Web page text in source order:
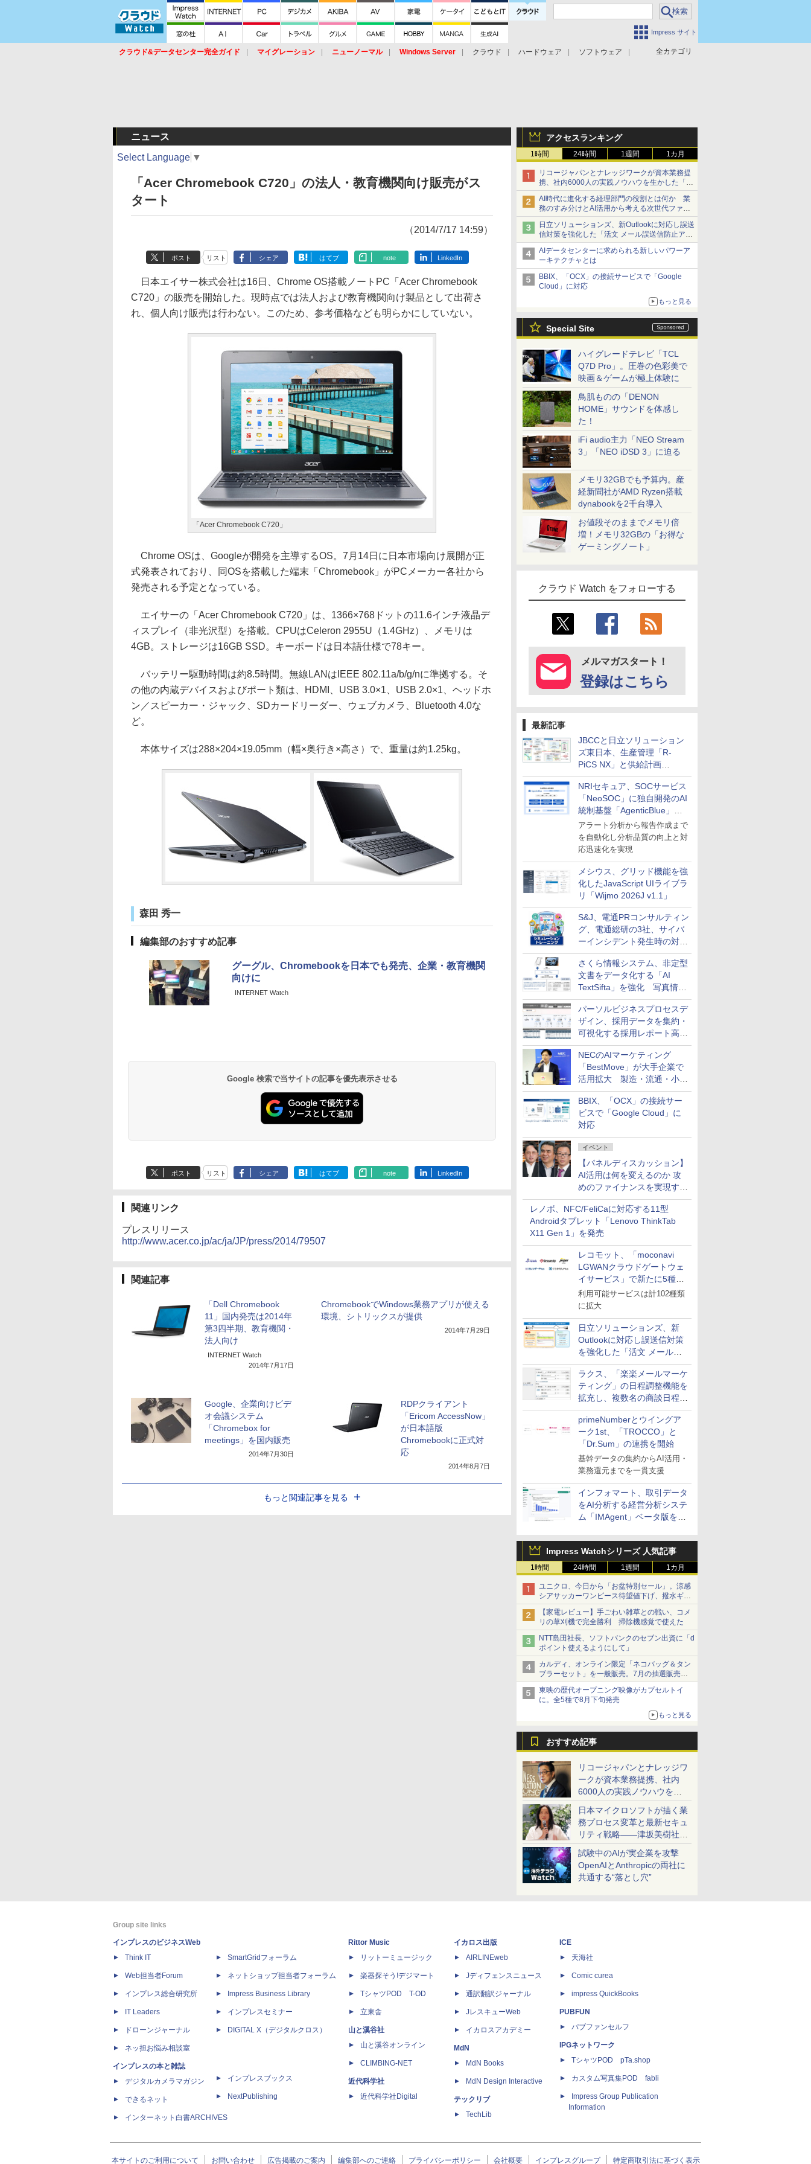
Impress サイト
全カテゴリ
クラウド&データセンター完全ガイド マイグレーション ニューノーマル Windows Server クラウド ハードウェア
ソフトウェア
アクセスランキング
1時間 24時間 1週間 1カ月
リコージャパンとナレッジワークが資本業務提
携、社内6000人の実践ノウハウを生かした「AI
商談記録 for RICOH」を展開へ
AI時代に進化する経理部門の役割とは何か 業
務のすみ分けとAI活用から考える次世代ファイ
ナンス戦略
日立ソリューションズ、新Outlookに対応し誤送
信対策を強化した「活文 メール誤送信防止アド
インサービス」を提供
AIデータセンターに求められる新しいパワーア
ーキテクチャとは
BBIX、「OCX」の接続サービスで「Google
Cloud」に対応
もっと見る
Special Site
ハイグレードテレビ「TCL
Q7D Pro」。圧巻の色彩美で
映画＆ゲームが極上体験に
鳥肌ものの「DENON
HOME」サウンドを体感し
た！
iFi audio主力「NEO Stream
3」「NEO iDSD 3」に迫る
メモリ32GBでも予算内。産
経新聞社がAMD Ryzen搭載
dynabookを2千台導入
お値段そのままでメモリ倍
増！メモリ32GBの「お得な
ゲーミングノート」
クラウド Watch をフォローする
メルマガスタート！
登録はこちら
最新記事
JBCCと日立ソリューション
ズ東日本、生産管理「R-
PiCS NX」と供給計画
「scSQUARE ISP」の連携サ
ービスを提供開始
NRIセキュア、SOCサービス
「NeoSOC」に独自開発のAI
統制基盤「AgenticBlue」を
導入
アラート分析から報告作成まで
を自動化し分析品質の向上と対
応迅速化を実現
メシウス、グリッド機能を強
化したJavaScript UIライブラ
リ「Wijmo 2026J v1.1」
S&J、電通PRコンサルティン
グ、電通総研の3社、サイバ
ーインシデント発生時の対応
と危機管理広報を一体的に訓
練するプログラムを提供
さくら情報システム、非定型
文書をデータ化する「AI
TextSifta」を強化 写真情報
のデータ化などに対応
パーソルビジネスプロセスデ
ザイン、採用データを集約・
可視化する採用レポート高速
化サービスを提供
NECのAIマーケティング
「BestMove」が大手企業で
活用拡大 製造・流通・小売
企業・広告代理店などが実装
フェーズへ
BBIX、「OCX」の接続サー
ビスで「Google Cloud」に
対応
イベント
【パネルディスカッション】
AI活用は何を変えるのか 攻
めのファイナンスを実現する
業務設計とマインドセット変
革
レノボ、NFC/FeliCaに対応する11型
Androidタブレット「Lenovo ThinkTab
X11 Gen 1」を発売
レコモット、「moconavi
LGWANクラウドゲートウェ
イサービス」で新たに5種類
のサービスと連携開始
利用可能サービスは計102種類
に拡大
日立ソリューションズ、新
Outlookに対応し誤送信対策
を強化した「活文 メール誤
送信防止アドインサービス」
を提供
ラクス、「楽楽メールマーケ
ティング」の日程調整機能を
拡充し、複数名の商談日程調
整を効率化
primeNumberとウイングア
ーク1st、「TROCCO」と
「Dr.Sum」の連携を開始
基幹データの集約からAI活用・
業務還元までを一貫支援
インフォマート、取引データ
をAI分析する経営分析システ
ム「IMAgent」ベータ版を提
Impress Watchシリーズ 人気記事
1時間 24時間 1週間 1カ月
ユニクロ、今日から「お盆特別セール」。涼感
シアサッカーワンピース待望値下げ、撥水ギア
ショーツは1990円に
【家電レビュー】手ごわい雑草との戦い、コメ
リの草刈機で完全勝利 掃除機感覚で使えた
NTT島田社長、ソフトバンクのセブン出資に「d
ポイント使えるようにして」
カルディ、オンライン限定「ネコバッグ＆タン
ブラーセット」を一般販売。7月の抽選販売の
当選無効分
東映の歴代オープニング映像がカプセルトイ
に。全5種で8月下旬発売
もっと見る
おすすめ記事
リコージャパンとナレッジワ
ークが資本業務提携、社内
6000人の実践ノウハウを生
かした「AI商談記録 for
RICOH」を展開へ
日本マイクロソフトが描く業
務プロセス変革と最新セキュ
リティ戦略――津坂美樹社長
が2027年度戦略を説明
試験中のAIが実企業を攻撃
OpenAIとAnthropicの両社に
共通する“落とし穴”
ニュース
Select Language ▼
「Acer Chromebook C720」の法人・教育機関向け販売がス
タート
（2014/7/17 14:59）
ポスト リスト シェア はてブ note LinkedIn
日本エイサー株式会社は16日、Chrome OS搭載ノートPC「Acer Chromebook
C720」の販売を開始した。現時点では法人および教育機関向け製品として出荷さ
れ、個人向け販売は行わない。このため、参考価格なども明らかにしていない。
「Acer Chromebook C720」
Chrome OSは、Googleが開発を主導するOS。7月14日に日本市場向け展開が正
式発表されており、同OSを搭載した端末「Chromebook」がPCメーカー各社から
発売される予定となっている。
エイサーの「Acer Chromebook C720」は、1366×768ドットの11.6インチ液晶デ
ィスプレイ（非光沢型）を搭載。CPUはCeleron 2955U（1.4GHz）、メモリは
4GB。ストレージは16GB SSD。キーボードは日本語仕様で78キー。
バッテリー駆動時間は約8.5時間。無線LANはIEEE 802.11a/b/g/nに準拠する。そ
の他の内蔵デバイスおよびポート類は、HDMI、USB 3.0×1、USB 2.0×1、ヘッドホ
ン／スピーカー・ジャック、SDカードリーダー、ウェブカメラ、Bluetooth 4.0な
ど。
本体サイズは288×204×19.05mm（幅×奥行き×高さ）で、重量は約1.25kg。
森田 秀一
編集部のおすすめ記事
グーグル、Chromebookを日本でも発売、企業・教育機関
向けに
INTERNET Watch
Google 検索で当サイトの記事を優先表示させる
ポスト リスト シェア はてブ note LinkedIn
関連リンク
プレスリリース
http://www.acer.co.jp/ac/ja/JP/press/2014/79507
関連記事
「Dell Chromebook
11」国内発売は2014年
第3四半期、教育機関・
法人向け
INTERNET Watch
2014年7月17日
ChromebookでWindows業務アプリが使える
環境、シトリックスが提供
2014年7月29日
Google、企業向けビデ
オ会議システム
「Chromebox for
meetings」を国内販売
2014年7月30日
RDPクライアント
「Ericom AccessNow」
が日本語版
Chromebookに正式対
応
2014年8月7日
もっと関連記事を見る
Group site links
インプレスのビジネスWeb
Think IT
Web担当者Forum
インプレス総合研究所
IT Leaders
ドローンジャーナル
ネッ担お悩み相談室
インプレスの本と雑誌
デジタルカメラマガジン
できるネット
インターネット白書ARCHIVES
SmartGridフォーラム
ネットショップ担当者フォーラム
Impress Business Library
インプレスセミナー
DIGITAL X（デジタルクロス）
インプレスブックス
NextPublishing
Rittor Music
リットーミュージック
楽器探そう!デジマート
TシャツPOD T-OD
立東舎
山と溪谷社
山と溪谷オンライン
CLIMBING-NET
近代科学社
近代科学社Digital
イカロス出版
AIRLINEweb
Jディフェンスニュース
通訳翻訳ジャーナル
JレスキューWeb
イカロスアカデミー
MdN
MdN Books
MdN Design Interactive
テックリブ
TechLib
ICE
天海社
Comic curea
impress QuickBooks
PUBFUN
パブファンセルフ
IPGネットワーク
TシャツPOD pTa.shop
カスタム写真集POD fabli
Impress Group Publication
Information
本サイトのご利用について お問い合わせ 広告掲載のご案内 編集部へのご連絡 プライバシーポリシー 会社概要 インプレスグループ 特定商取引法に基づく表示